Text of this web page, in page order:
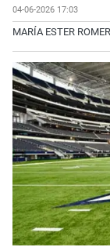
04-06-2026 17:03
MARÍA ESTER